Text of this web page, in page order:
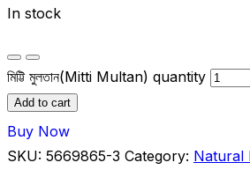
In stock
মিট্টি মুলতান(Mitti Multan) quantity
Add to cart
Buy Now
SKU: 5669865-3 Category: Natural